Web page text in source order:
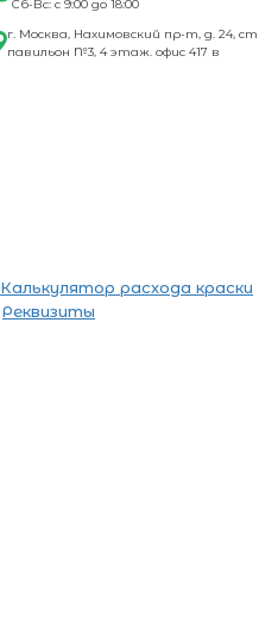
Сб-Вс: с 9:00 до 18:00
г. Москва, Нахимовский пр-т, д. 24,
павильон №3, 4 этаж. офис 417 в
Калькулятор расхода краски
Реквизиты